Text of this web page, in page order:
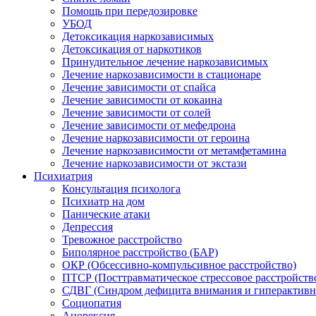
Помощь при передозировке
УБОД
Детоксикация наркозависимых
Детоксикация от наркотиков
Принудительное лечение наркозависимых
Лечение наркозависимости в стационаре
Лечение зависимости от спайса
Лечение зависимости от кокаина
Лечение зависимости от солей
Лечение зависимости от мефедрона
Лечение наркозависимости от героина
Лечение наркозависимости от метамфетамина
Лечение наркозависимости от экстази
Психиатрия
Консультация психолога
Психиатр на дом
Панические атаки
Депрессия
Тревожное расстройство
Биполярное расстройство (БАР)
ОКР (Обсессивно-компульсивное расстройство)
ПТСР (Посттравматическое стрессовое
СДВГ (Синдром дефицита внимания и
Социопатия